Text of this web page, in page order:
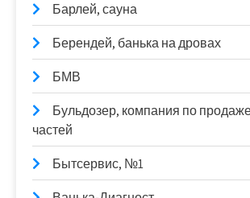
Барлей, сауна
Берендей, банька на дровах
БМВ
Бульдозер, компания по
частей
Бытсервис, №1